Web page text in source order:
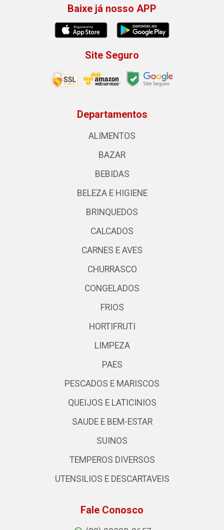
Baixe já nosso APP
Site Seguro
Departamentos
ALIMENTOS
BAZAR
BEBIDAS
BELEZA E HIGIENE
BRINQUEDOS
CALCADOS
CARNES E AVES
CHURRASCO
CONGELADOS
FRIOS
HORTIFRUTI
LIMPEZA
PAES
PESCADOS E MARISCOS
QUEIJOS E LATICINIOS
SAUDE E BEM-ESTAR
SUINOS
TEMPEROS DIVERSOS
UTENSILIOS E DESCARTAVEIS
Fale Conosco